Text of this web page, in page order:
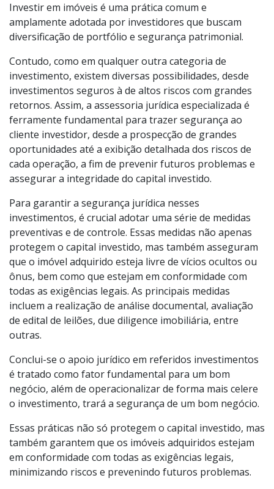
Investir em imóveis é uma prática comum e
amplamente adotada por investidores que buscam
diversificação de portfólio e segurança patrimonial.
Contudo, como em qualquer outra categoria de
investimento, existem diversas possibilidades, desde
investimentos seguros à de altos riscos com grandes
retornos. Assim, a assessoria jurídica especializada é
ferramente fundamental para trazer segurança ao
cliente investidor, desde a prospecção de grandes
oportunidades até a exibição detalhada dos riscos de
cada operação, a fim de prevenir futuros problemas e
assegurar a integridade do capital investido.
Para garantir a segurança jurídica nesses
investimentos, é crucial adotar uma série de medidas
preventivas e de controle. Essas medidas não apenas
protegem o capital investido, mas também asseguram
que o imóvel adquirido esteja livre de vícios ocultos ou
ônus, bem como que estejam em conformidade com
todas as exigências legais. As principais medidas
incluem a realização de análise documental, avaliação
de edital de leilões, due diligence imobiliária, entre
outras.
Conclui-se o apoio jurídico em referidos investimentos
é tratado como fator fundamental para um bom
negócio, além de operacionalizar de forma mais celere
o investimento, trará a segurança de um bom negócio.
Essas práticas não só protegem o capital investido, mas
também garantem que os imóveis adquiridos estejam
em conformidade com todas as exigências legais,
minimizando riscos e prevenindo futuros problemas.